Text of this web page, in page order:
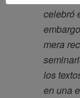
celebró
mera
los
en una